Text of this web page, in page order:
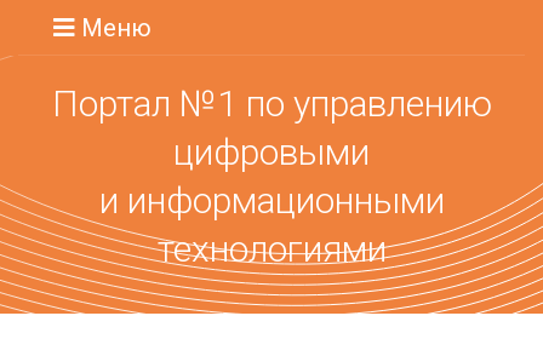
Меню
Портал №1 по управлению
цифровыми
и информационными
технологиями